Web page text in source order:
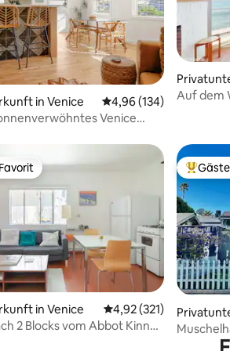
in Venice Durchschnittliche
4,96 (134)
Venice
Auf dem
Favorit.
in Venice Durchschnittliche
4,92 (321)
2 Blocks vom Abbot Kinney